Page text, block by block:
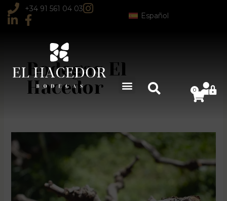
contenido
+34 91 561 04 03
Español
0
Bodegas El
Hacedor
para